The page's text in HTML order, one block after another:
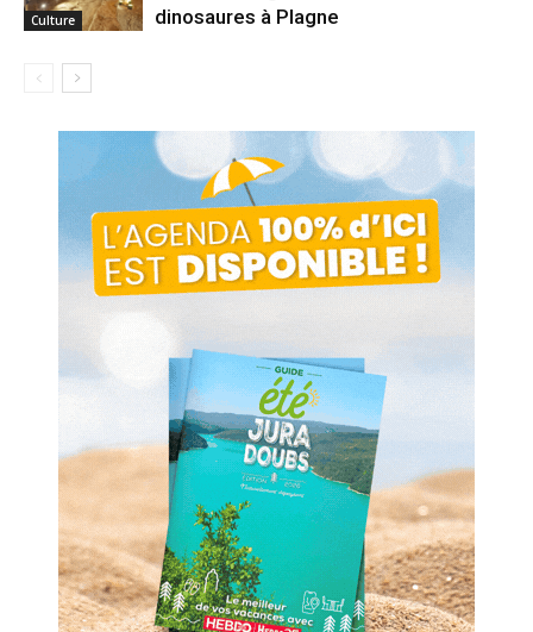
Culture
dinosaures à Plagne